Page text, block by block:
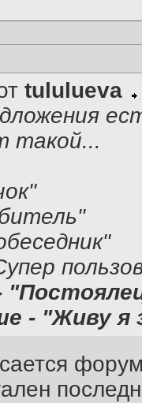
tululueva
такой...
- "Живу я